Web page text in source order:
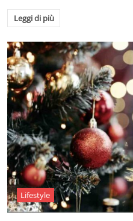
Leggi di più
Lifestyle